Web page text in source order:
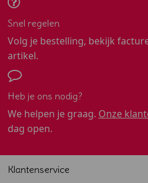
Snel regelen
Volg je bestelling, bekijk
artikel.
Heb je ons nodig?
We helpen je graag. Onze
dag open.
Klantenservice